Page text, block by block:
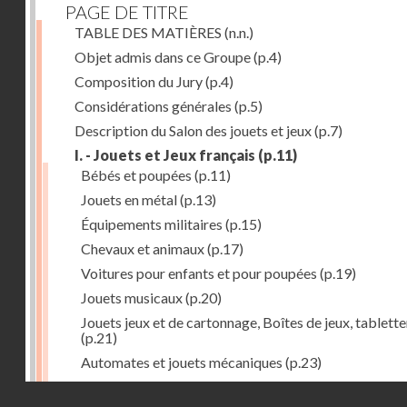
PAGE DE TITRE
TABLE DES MATIÈRES (n.n.)
Objet admis dans ce Groupe(p.4)
Composition du Jury(p.4)
Considérations générales (p.5)
Description du Salon des jouets et jeux(p.7)
I. - Jouets et Jeux français (p.11)
Bébés et poupées (p.11)
Jouets en métal(p.13)
Équipements militaires (p.15)
Chevaux et animaux(p.17)
Voitures pour enfants et pour poupées (p.19)
Jouets musicaux(p.20)
Jouets jeux et de cartonnage, Boîtes de jeux,
(p.21)
Automates et jouets mécaniques (p.23)
Jouets en caoutchouc(p.25)